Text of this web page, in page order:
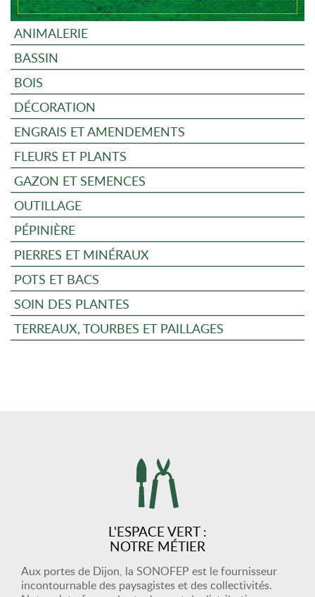
ANIMALERIE
BASSIN
BOIS
DÉCORATION
ENGRAIS ET AMENDEMENTS
FLEURS ET PLANTS
GAZON ET SEMENCES
OUTILLAGE
PÉPINIÈRE
PIERRES ET MINÉRAUX
POTS ET BACS
SOIN DES PLANTES
TERREAUX, TOURBES ET PAILLAGES
L'ESPACE VERT :
NOTRE MÉTIER
Aux portes de Dijon, la SONOFEP est le fournisseur
incontournable des paysagistes et des collectivités.